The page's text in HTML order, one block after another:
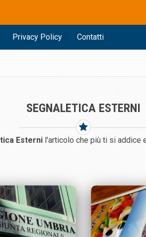
Privacy Policy Contatti
SEGNALETICA ESTERNI
Esternil'articolo che più ti si addice